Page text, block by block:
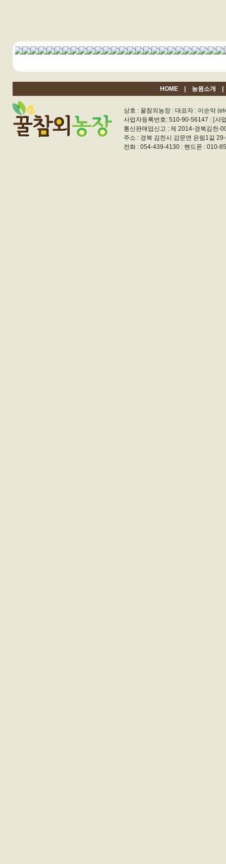
HOME| 농원소개
상호 : 꿀참외농장
대표자 : 이순악
사업자등록번호: 510-90-56147
[사
통신판매업신고 : 제 2014-경북김천-
주소 : 경북 김천시 감문면 은림1길
전화 : 054-439-4130
핸드폰 : 010-